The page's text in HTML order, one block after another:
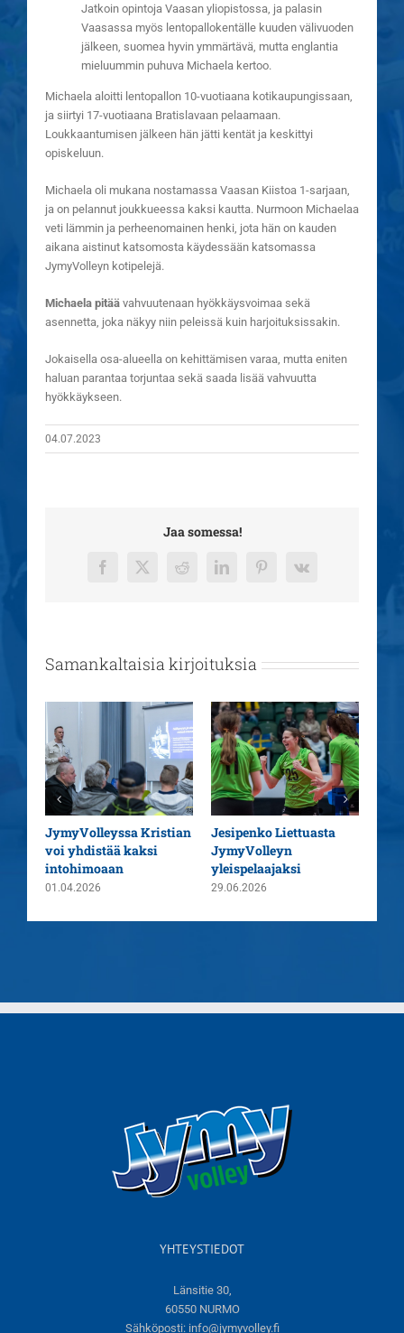
Jatkoin opintoja Vaasan yliopistossa, ja palasin
Vaasassa myös lentopallokentälle kuuden välivuoden
jälkeen, suomea hyvin ymmärtävä, mutta englantia
mieluummin puhuva Michaela kertoo.
Michaela aloitti lentopallon 10-vuotiaana kotikaupungissaan,
ja siirtyi 17-vuotiaana Bratislavaan pelaamaan.
Loukkaantumisen jälkeen hän jätti kentät ja keskittyi
opiskeluun.
Michaela oli mukana nostamassa Vaasan Kiistoa 1-sarjaan,
ja on pelannut joukkueessa kaksi kautta. Nurmoon Michaelaa
veti lämmin ja perheenomainen henki, jota hän on kauden
aikana aistinut katsomosta käydessään katsomassa
JymyVolleyn kotipelejä.
Michaela pitää vahvuutenaan hyökkäysvoimaa sekä
asennetta, joka näkyy niin peleissä kuin harjoituksissakin.
Jokaisella osa-alueella on kehittämisen varaa, mutta eniten
haluan parantaa torjuntaa sekä saada lisää vahvuutta
hyökkäykseen.
04.07.2023
Jaa somessa!
Facebook
X RedditLinkedInPinterest
Vk
Samankaltaisia kirjoituksia
JymyVolleyssa Kristian
voi yhdistää kaksi
intohimoaan
01.04.2026
Jesipenko Liettuasta
JymyVolleyn
yleispelaajaksi
29.06.2026
YHTEYSTIEDOT
Länsitie 30,
60550 NURMO
Sähköposti: info@jymyvolley.fi